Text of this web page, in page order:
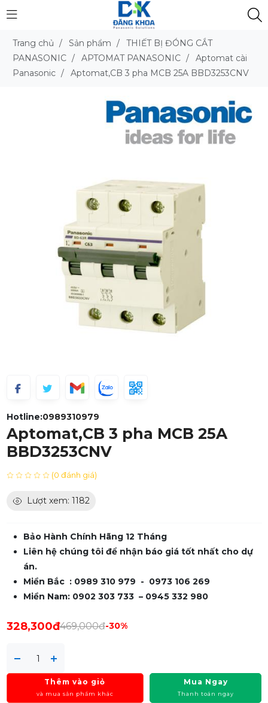
Trang chủ / Sản phẩm /
THIẾT BỊ ĐÓNG CẮT
PANASONIC / APTOMAT PANASONIC /
Aptomat cài
Panasonic / Aptomat,CB 3 pha MCB 25A BBD3253CNV
Hotline:0989310979
Aptomat,CB 3 pha MCB 25A
BBD3253CNV
(0 đánh giá)
Lượt xem: 1182
Bảo Hành Chính Hãng 12 Tháng
Liên hệ chúng tôi để nhận báo giá tốt nhất cho dự
án.
Miền Bắc : 0989 310 979 - 0973 106 269
Miền Nam: 0902 303 733 – 0945 332 980
328,300đ469,000đ-30%
Thêm vào giỏ
và mua sản phẩm khác
Mua Ngay
Thanh toán ngay